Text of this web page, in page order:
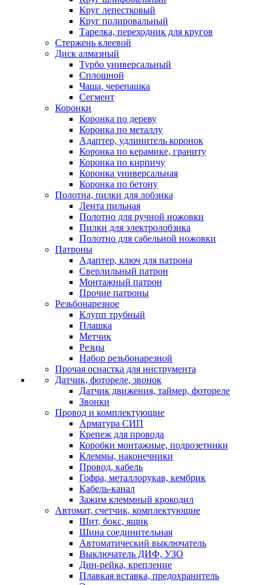
Круг лепестковый
Круг полировальный
Тарелка, переходник для кругов
Стержень клеевой
Диск алмазный
Турбо универсальный
Сплошной
Чаша, черепашка
Сегмент
Коронки
Коронка по дереву
Коронка по металлу
Адаптер, удлинитель коронок
Коронка по керамике, граниту
Коронка по кирпичу
Коронка универсальная
Коронка по бетону
Полотна, пилки для лобзика
Лента пильная
Полотно для ручной ножовки
Пилки для электролобзика
Полотно для сабельной ножовки
Патроны
Адаптер, ключ для патрона
Сверлильный патрон
Монтажный патрон
Прочие патроны
Резьбонарезное
Клупп трубный
Плашка
Метчик
Резцы
Набор резьбонарезной
Прочая оснастка для инструмента
Датчик, фотореле, звонок
Датчик движения, таймер, фотореле
Звонки
Провод и комплектующие
Арматура СИП
Крепеж для провода
Коробки монтажные, подрозетники
Клеммы, наконечники
Провод, кабель
Гофра, металлорукав, кембрик
Кабель-канал
Зажим клеммный крокодил
Автомат, счетчик, комплектующие
Щит, бокс, ящик
Шина соединительная
Автоматический выключатель
Выключатель ДИФ, УЗО
Дин-рейка, крепление
Плавкая вставка, предохранитель